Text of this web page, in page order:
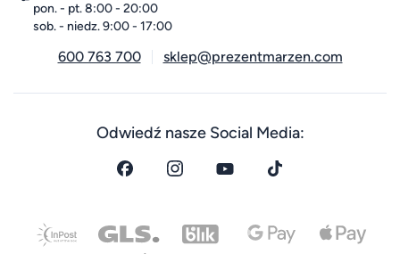
pon. - pt. 8:00 - 20:00
sob. - niedz. 9:00 - 17:00
600 763 700 sklep@prezentmarzen.com
Odwiedź nasze Social Media: